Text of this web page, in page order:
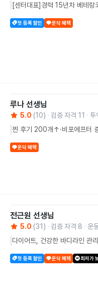
[센터대표]경력 15년차 베테랑
첫 등록 할인 운닥 혜택
루나 선생님
5.0 (10) 검증 자격 11
투
찐 후기 200개↑·비포에프터
운닥 혜택
전근원 선생님
5.0 (31 ) 검증 자격 8
운
다이어트, 건강한 바디라인 관리
첫 등록 할인 운닥 혜택 최저가